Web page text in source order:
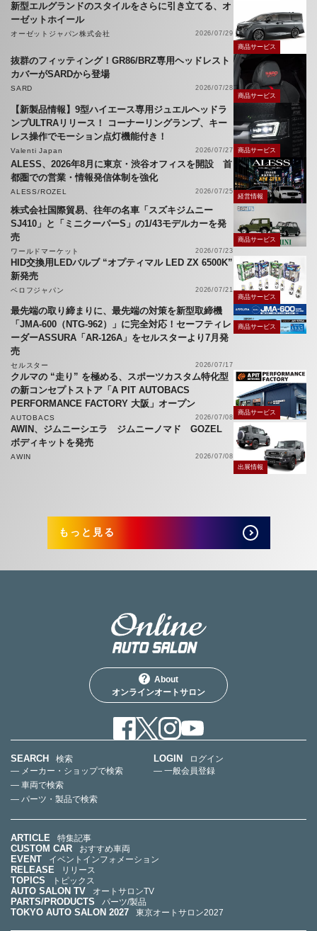
新型エルグランドのスタイルをさらに引き立てる、オ
ーゼットホイール
オーゼットジャパン株式会社
2026/07/29
商品サービス
抜群のフィッティング！GR86/BRZ専用ヘッドレスト
カバーがSARDから登場
SARD
2026/07/28
商品サービス
【新製品情報】9型ハイエース専用ジュエルヘッドラ
ンプULTRAリリース！ コーナーリングランプ、キー
レス操作でモーション点灯機能付き！
Valenti Japan 2026/07/27 商品サービス
ALESS、2026年8月に東京・渋谷オフィスを開設 首
都圏での営業・情報発信体制を強化
ALESS/ROZEL 2026/07/25
経営情報
株式会社国際貿易、往年の名車「スズキジムニー
SJ410」と「ミニクーパーS」の1/43モデルカーを発
売
ワールドマーケット 2026/07/23
商品サービス
HID交換用LEDバルブ “オプティマル LED ZX 6500K”
新発売
ベロフジャパン
2026/07/21
商品サービス
最先端の取り締まりに、最先端の対策を新型取締機
「JMA-600（NTG-962）」に完全対応！セーフティレ
ーダーASSURA「AR-126A」をセルスターより7月発
売
セルスター 2026/07/17
商品サービス
クルマの “走り” を極める、スポーツカスタム特化型
の新コンセプトストア「A PIT AUTOBACS
PERFORMANCE FACTORY 大阪」オープン
AUTOBACS 2026/07/08
商品サービス
AWIN、ジムニーシエラ ジムニーノマド GOZEL
ボディキットを発売
AWIN
2026/07/08
出展情報
もっと見る
About
オンラインオートサロン
SEARCH
検索
— メーカー・ショップで検索
— 車両で検索
— パーツ・製品で検索
LOGIN
ログイン
— 一般会員登録
ARTICLE 特集記事
CUSTOM CAR おすすめ車両
EVENT イベントインフォメーション
RELEASE リリース
TOPICS トピックス
AUTO SALON TV オートサロンTV
PARTS/PRODUCTS パーツ/製品
TOKYO AUTO SALON 2027 東京オートサロン2027